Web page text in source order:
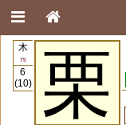
木
75
6
(10)
栗